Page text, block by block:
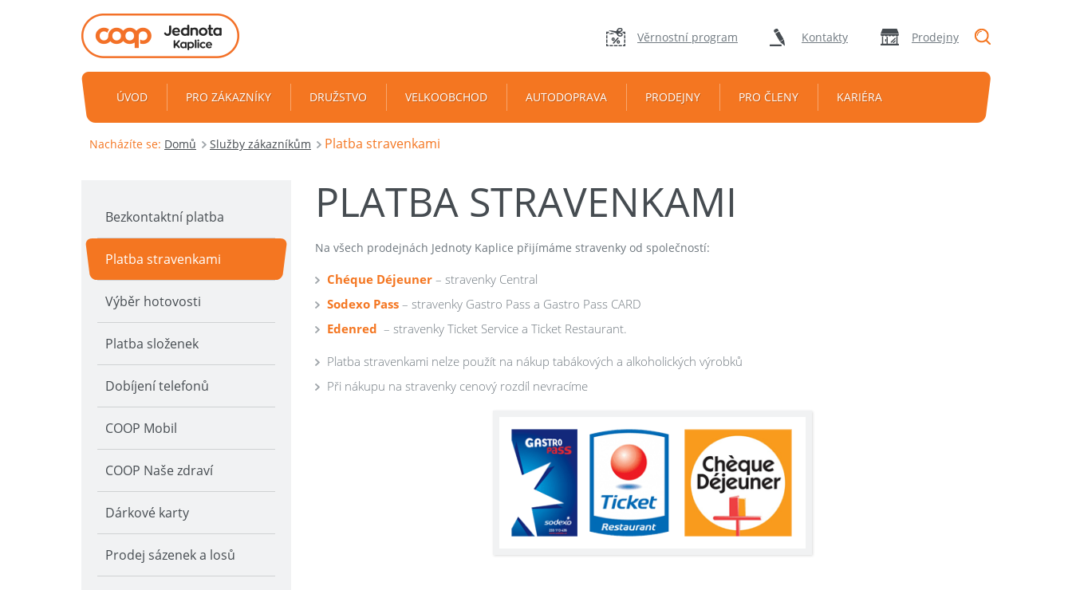
Věrnostní program Kontakty Prodejny
ÚVOD PRO ZÁKAZNÍKY DRUŽSTVO VELKOOBCHOD AUTODOPRAVA PRODEJNY PRO ČLENY KARIÉRA
Nacházíte se: Domů Služby zákazníkům Platba stravenkami
PLATBA STRAVENKAMI
Na všech prodejnách Jednoty Kaplice přijímáme stravenky od společností:
Chéque Déjeuner– stravenky Central
Sodexo Pass– stravenky Gastro Pass a Gastro Pass CARD
Edenred – stravenky Ticket Service a Ticket Restaurant.
Platba stravenkami nelze použít na nákup tabákových a alkoholických výrobků
Při nákupu na stravenky cenový rozdíl nevracíme
Bezkontaktní platba
Platba stravenkami
Výběr hotovosti
Platba složenek
Dobíjení telefonů
COOP Mobil
COOP Naše zdraví
Dárkové karty
Prodej sázenek a losů